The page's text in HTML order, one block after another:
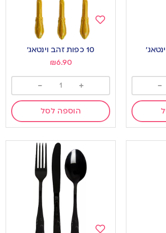
-
wishlist
10 כפות זהב וינטאג’
₪6.90
+
-
הוספה לסל